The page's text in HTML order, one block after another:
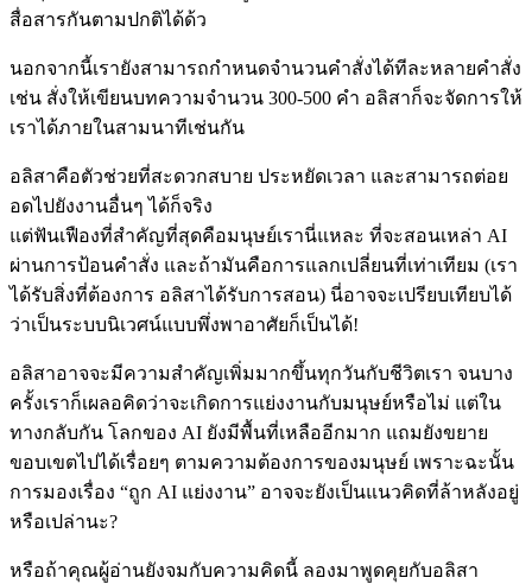
สื่อสารกันตามปกติได้ด้ว
นอกจากนี้เรายังสามารถกำหนดจำนวนคำสั่งได้ทีละหลายคำสั่ง
เช่น สั่งให้เขียนบทความจำนวน 300-500 คำ อลิสาก็จะจัดการให้
เราได้ภายในสามนาทีเช่นกัน
อลิสาคือตัวช่วยที่สะดวกสบาย ประหยัดเวลา และสามารถต่อย
อดไปยังงานอื่นๆ ได้ก็จริง
แต่ฟันเฟืองที่สำคัญที่สุดคือมนุษย์เรานี่แหละ ที่จะสอนเหล่า AI
ผ่านการป้อนคำสั่ง และถ้ามันคือการแลกเปลี่ยนที่เท่าเทียม (เรา
ได้รับสิ่งที่ต้องการ อลิสาได้รับการสอน) นี่อาจจะเปรียบเทียบได้
ว่าเป็นระบบนิเวศน์แบบพึ่งพาอาศัยก็เป็นได้!
อลิสาอาจจะมีความสำคัญเพิ่มมากขึ้นทุกวันกับชีวิตเรา จนบาง
ครั้งเราก็เผลอคิดว่าจะเกิดการแย่งงานกับมนุษย์หรือไม่ แต่ใน
ทางกลับกัน โลกของ AI ยังมีพื้นที่เหลืออีกมาก แถมยังขยาย
ขอบเขตไปได้เรื่อยๆ ตามความต้องการของมนุษย์ เพราะฉะนั้น
การมองเรื่อง “ถูก AI แย่งงาน” อาจจะยังเป็นแนวคิดที่ล้าหลังอยู่
หรือเปล่านะ?
หรือถ้าคุณผู้อ่านยังจมกับความคิดนี้ ลองมาพูดคุยกับอลิสา